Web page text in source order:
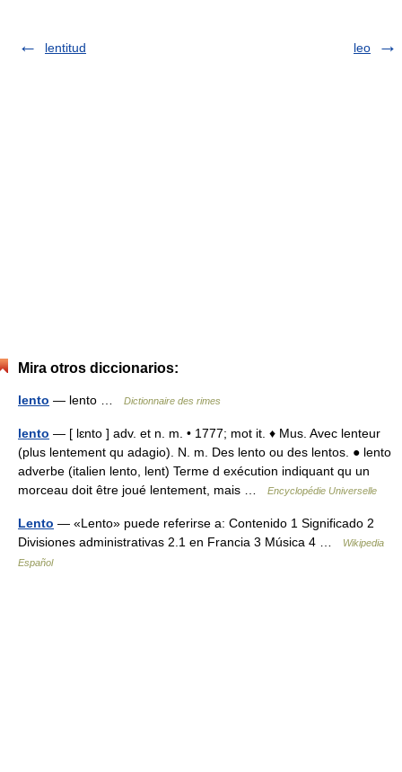
lentitud leo
Mira otros diccionarios:
lento — lento … Dictionnaire des rimes
lento — [ lɛnto ] adv. et n. m. • 1777; mot it. ♦ Mus. Avec lenteur
(plus lentement qu adagio). N. m. Des lento ou des lentos. ● lento
adverbe (italien lento, lent) Terme d exécution indiquant qu un
morceau doit être joué lentement, mais …
Encyclopédie Universelle
Lento — «Lento» puede referirse a: Contenido 1 Significado 2
Divisiones administrativas 2.1 en Francia 3 Música 4 …
Wikipedia
Español